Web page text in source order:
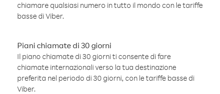
chiamare qualsiasi numero in tutto il mondo con le tariffe
basse di Viber.
Piani chiamate di 30 giorni
Il piano chiamate di 30 giorni ti consente di fare
chiamate internazionali verso la tua destinazione
preferita nel periodo di 30 giorni, con le tariffe basse di
Viber.